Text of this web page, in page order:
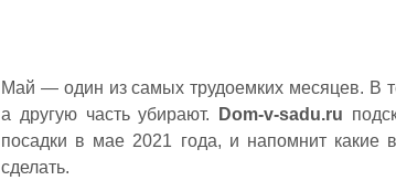
Май — один из самых трудоемких месяцев. В
а другую часть убирают.
Dom-v-sadu.ru
посадки в мае 2021 года, и напомнит какие
сделать.